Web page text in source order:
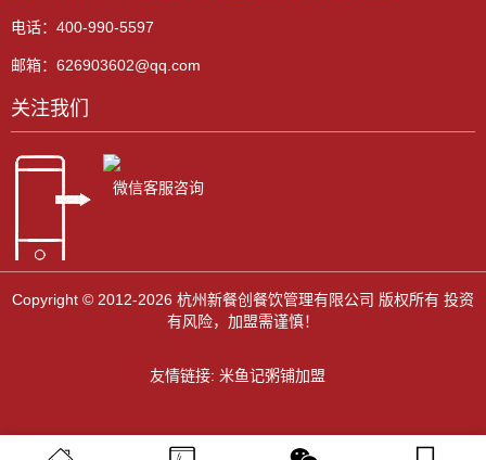
电话：400-990-5597
邮箱：626903602@qq.com
关注我们
微信客服咨询
Copyright © 2012-2026 杭州新餐创餐饮管理有限公司 版权所有 投资
有风险，加盟需谨慎！
友情链接: 米鱼记粥铺加盟